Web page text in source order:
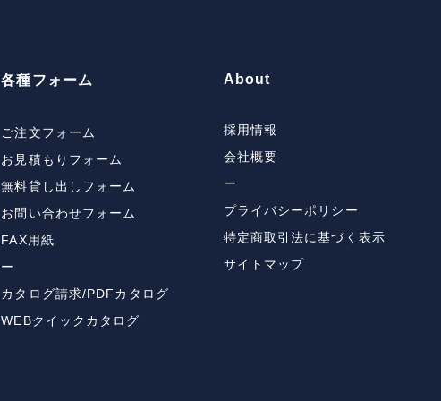
各種フォーム
ご注文フォーム
お見積もりフォーム
無料貸し出しフォーム
お問い合わせフォーム
FAX用紙
ー
カタログ請求/PDFカタログ
WEBクイックカタログ
About
採用情報
会社概要
ー
プライバシーポリシー
特定商取引法に基づく表示
サイトマップ